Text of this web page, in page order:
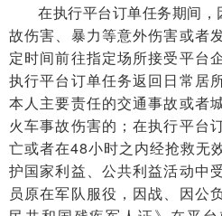
在执行平台订单任务期间
故伤害、暴力等意外伤害或者
定时间前往指定场所接受平台
执行平台订单任务返回日常居
本人主要责任的交通事故或者
火车事故伤害的；在执行平台
亡或者在48小时之内经抢救无
护国家利益、公共利益活动中
员原在军队服役，因战、因公